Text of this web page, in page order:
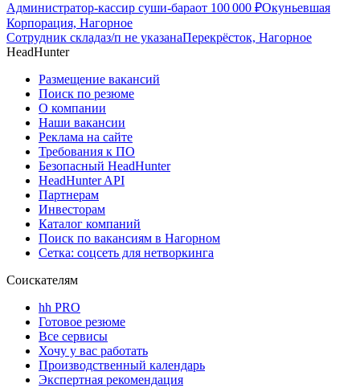
Администратор-кассир суши-бараот 100 000 ₽Окуньевшая
Корпорация, Нагорное
Сотрудник складаз/п не указанаПерекрёсток, Нагорное
HeadHunter
Размещение вакансий
Поиск по резюме
О компании
Наши вакансии
Реклама на сайте
Требования к ПО
Безопасный HeadHunter
HeadHunter API
Партнерам
Инвесторам
Каталог компаний
Поиск по вакансиям в Нагорном
Сетка: соцсеть для нетворкинга
Соискателям
hh PRO
Готовое резюме
Все сервисы
Хочу у вас работать
Производственный календарь
Экспертная рекомендация